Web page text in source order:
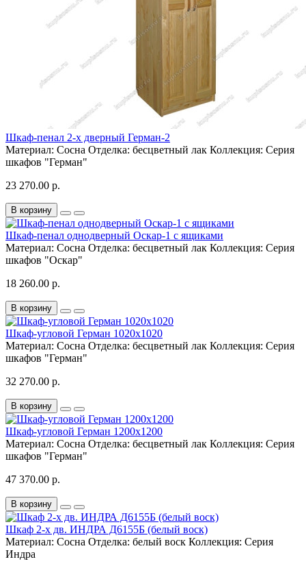
Шкаф-пенал 2-х дверный Герман-2
Материал: Сосна Отделка: бесцветный лак Коллекция: Серия
шкафов "Герман"
23 270.00 р.
В корзину
Шкаф-пенал однодверный Оскар-1 с ящиками
Материал: Сосна Отделка: бесцветный лак Коллекция: Серия
шкафов "Оскар"
18 260.00 р.
В корзину
Шкаф-угловой Герман 1020х1020
Материал: Сосна Отделка: бесцветный лак Коллекция: Серия
шкафов "Герман"
32 270.00 р.
В корзину
Шкаф-угловой Герман 1200х1200
Материал: Сосна Отделка: бесцветный лак Коллекция: Серия
шкафов "Герман"
47 370.00 р.
В корзину
Шкаф 2-х дв. ИНДРА Д6155Б (белый воск)
Материал: Сосна Отделка: белый воск Коллекция: Серия
Индра